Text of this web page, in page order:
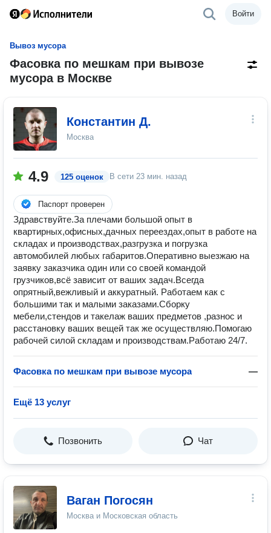
Войти
Вывоз мусора
Фасовка по мешкам при вывозе
мусора в Москве
Константин Д.
Москва
4.9 125 оценок В сети 23 мин. назад
Паспорт проверен
Здравствуйте.За плечами большой опыт в
квартирных,офисных,дачных переездах,опыт в работе на
складах и производствах,разгрузка и погрузка
автомобилей любых габаритов.Оперативно выезжаю на
заявку заказчика один или со своей командой
грузчиков,всё зависит от ваших задач.Всегда
опрятный,вежливый и аккуратный. Работаем как с
большими так и малыми заказами.Сборку
мебели,стендов и такелаж ваших предметов ,разнос и
расстановку ваших вещей так же осуществляю.Помогаю
рабочей силой складам и производствам.Работаю 24/7.
Фасовка по мешкам при вывозе мусора —
Ещё 13 услуг
Позвонить Чат
Ваган Погосян
Москва и Московская область